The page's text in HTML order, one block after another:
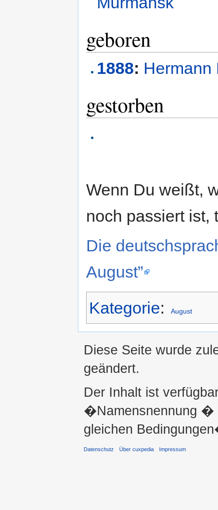
geboren
1888: Hermann
gestorben
Wenn Du weißt,
noch passiert
Die
August”
Kategorie: August
Diese Seite wurde
geändert.
Der Inhalt ist
�Namensnennung �
gleichen
Datenschutz Über cuxpedia Impressum